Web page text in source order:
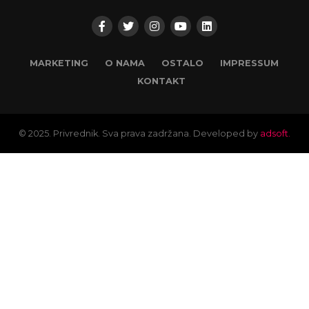
MARKETING O NAMA OSTALO
IMPRESSUM
KONTAKT
© 2025. Privrednik. Sva prava zadržana. Developed by adsoft.